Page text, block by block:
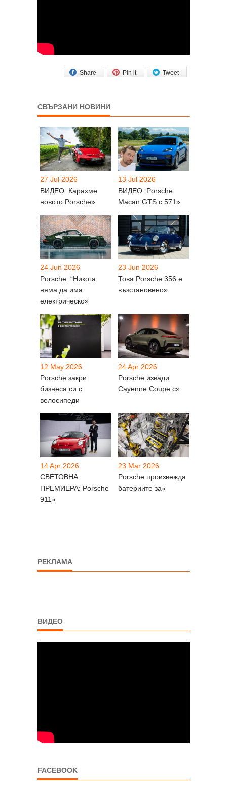
Tweet
Pin it
Share
СВЪРЗАНИ НОВИНИ
27 Jul 2026
ВИДЕО: Карахме
новото Porsche»
13 Jul 2026
ВИДЕО: Porsche
Macan GTS с 571»
24 Jun 2026
Porsche: “Никога
няма да има
електрическо»
23 Jun 2026
Това Porsche 356 е
възстановено»
12 May 2026
Porsche закри
бизнеса си с
велосипеди
24 Apr 2026
Porsche извади
Cayenne Coupe с»
14 Apr 2026
СВЕТОВНА
ПРЕМИЕРА: Porsche
911»
23 Mar 2026
Porsche произвежда
батериите за»
РЕКЛАМА
ВИДЕО
FACEBOOK